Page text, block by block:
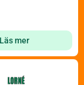
Läs mer